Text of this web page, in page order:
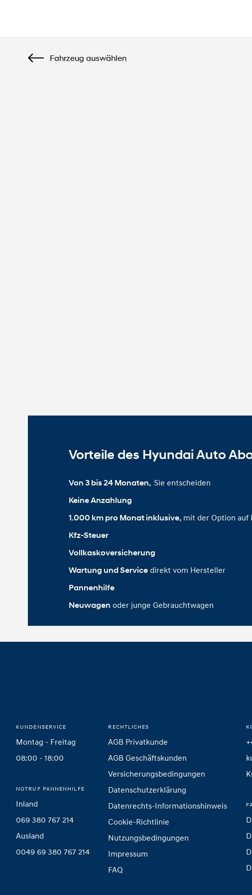
Fahrzeug auswählen
Vorteile des Hyundai Auto
Von 3 bis 24 Monaten, Sie entscheiden
Keine Anzahlung
1.000 km pro Monat inklusive, mit der Option auf
Kfz-Steuer
Vollkaskoversicherung
Wartung und Service direkt vom Hersteller
Pannenhilfe
Neuwagen oder junge Gebrauchtwagen
KUNDENSERVICE
Montag - Freitag
08:00 - 18:00
NOTRUF PANNENHILFE
Inland
069 380 767 214
Ausland
0049 69 380 767 214
RECHTLICHES
AGB Privatkunde
AGB Geschäftskunden
Versicherungsbedingungen
Datenschutzerklärung
Datenrechts-Informationshinweis
Cookie-Richtlinie
Nutzungsbedingungen
Impressum
FAQ